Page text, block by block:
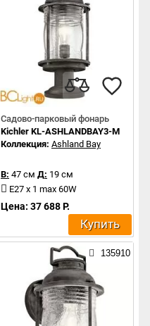
Садово-парковый фонарь
Kichler KL-ASHLANDBAY3-M
Коллекция: Ashland Bay
В: 47 см Д: 19 см
E27 x 1 max 60W
Цена: 37 688 Р.
Купить
135910